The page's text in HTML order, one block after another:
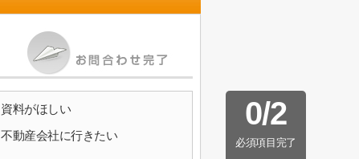
0/2
必須項目完了
資料がほしい
不動産会社に行きたい